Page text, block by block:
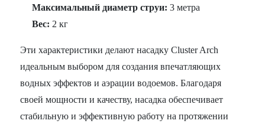
Максимальный диаметр струи: 3 метра
Вес: 2 кг
Эти характеристики делают насадку Cluster Arch
идеальным выбором для создания впечатляющих
водных эффектов и аэрации водоемов. Благодаря
своей мощности и качеству, насадка обеспечивает
стабильную и эффективную работу на протяжении